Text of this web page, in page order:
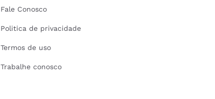
Fale Conosco
Politica de privacidade
Termos de uso
Trabalhe conosco